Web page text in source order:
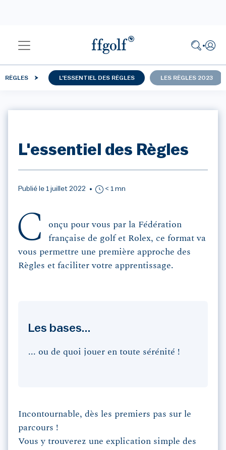
RÈGLES L'ESSENTIEL DES RÈGLES LES RÈGLES 2023
L'essentiel des Règles
Publié le 1 juillet 2022 < 1 mn
C
onçu pour vous par la Fédération
française de golf et Rolex, ce format va
vous permettre une première approche des
Règles et faciliter votre apprentissage.
Les bases...
... ou de quoi jouer en toute sérénité !
Incontournable, dès les premiers pas sur le
parcours !
Vous y trouverez une explication simple des